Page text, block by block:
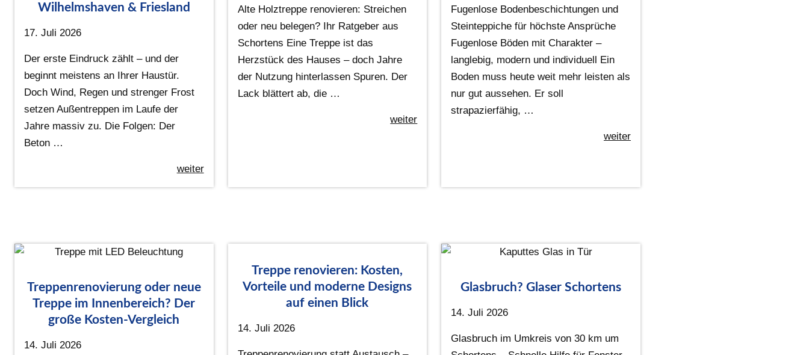
Wilhelmshaven & Friesland
17. Juli 2026
Der erste Eindruck zählt – und der
beginnt meistens an Ihrer Haustür.
Doch Wind, Regen und strenger Frost
setzen Außentreppen im Laufe der
Jahre massiv zu. Die Folgen: Der
Beton …
weiter
Alte Holztreppe renovieren: Streichen
oder neu belegen? Ihr Ratgeber aus
Schortens Eine Treppe ist das
Herzstück des Hauses – doch Jahre
der Nutzung hinterlassen Spuren. Der
Lack blättert ab, die …
weiter
Fugenlose Bodenbeschichtungen und
Steinteppiche für höchste Ansprüche
Fugenlose Böden mit Charakter –
langlebig, modern und individuell Ein
Boden muss heute weit mehr leisten als
nur gut aussehen. Er soll
strapazierfähig, …
weiter
Treppenrenovierung oder neue
Treppe im Innenbereich? Der
große Kosten-Vergleich
14. Juli 2026
Treppe renovieren: Kosten,
Vorteile und moderne Designs
auf einen Blick
14. Juli 2026
Glasbruch? Glaser Schortens
14. Juli 2026
Glasbruch im Umkreis von 30 km um